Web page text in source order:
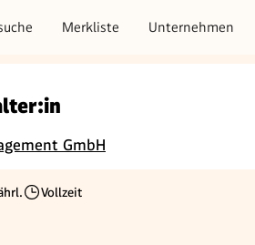
Merkliste Unternehmen
GmbH
Beschäftigungsart
Vollzeit